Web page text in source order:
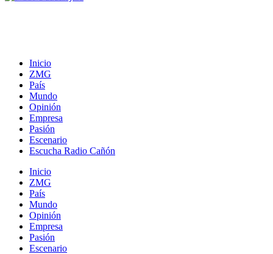
Inicio
ZMG
País
Mundo
Opinión
Empresa
Pasión
Escenario
Escucha Radio Cañón
Inicio
ZMG
País
Mundo
Opinión
Empresa
Pasión
Escenario